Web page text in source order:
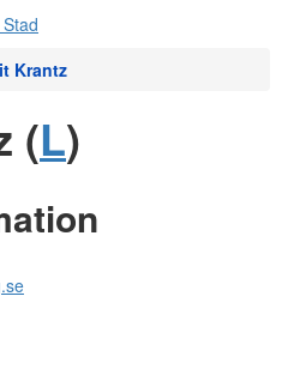
Krantz
(L)